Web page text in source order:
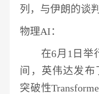
列，与伊朗的谈
物理AI：
在6月1日举
间， 英伟达发布
突破性